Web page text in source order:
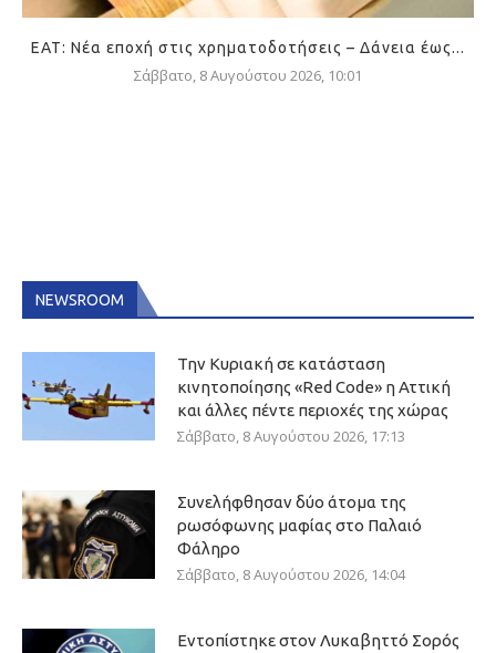
ΕΑΤ: Νέα εποχή στις χρηματοδοτήσεις – Δάνεια έως...
Σάββατο, 8 Αυγούστου 2026, 10:01
NEWSROOM
Την Κυριακή σε κατάσταση
κινητοποίησης «Red Code» η Αττική
και άλλες πέντε περιοχές της χώρας
Σάββατο, 8 Αυγούστου 2026, 17:13
Συνελήφθησαν δύο άτομα της
ρωσόφωνης μαφίας στο Παλαιό
Φάληρο
Σάββατο, 8 Αυγούστου 2026, 14:04
Εντοπίστηκε στον Λυκαβηττό Σορός